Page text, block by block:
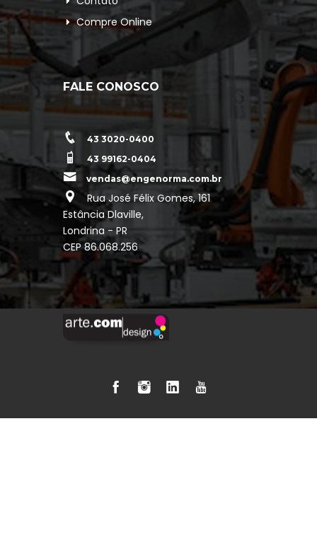
Compre Online
FALE CONOSCO
43 3020-0400
43 99162-0404
vendas@engenorma.com.br
Rua José Félix Gomes, 161
Estância Dlaville,
Londrina - PR
CEP 86.068.256